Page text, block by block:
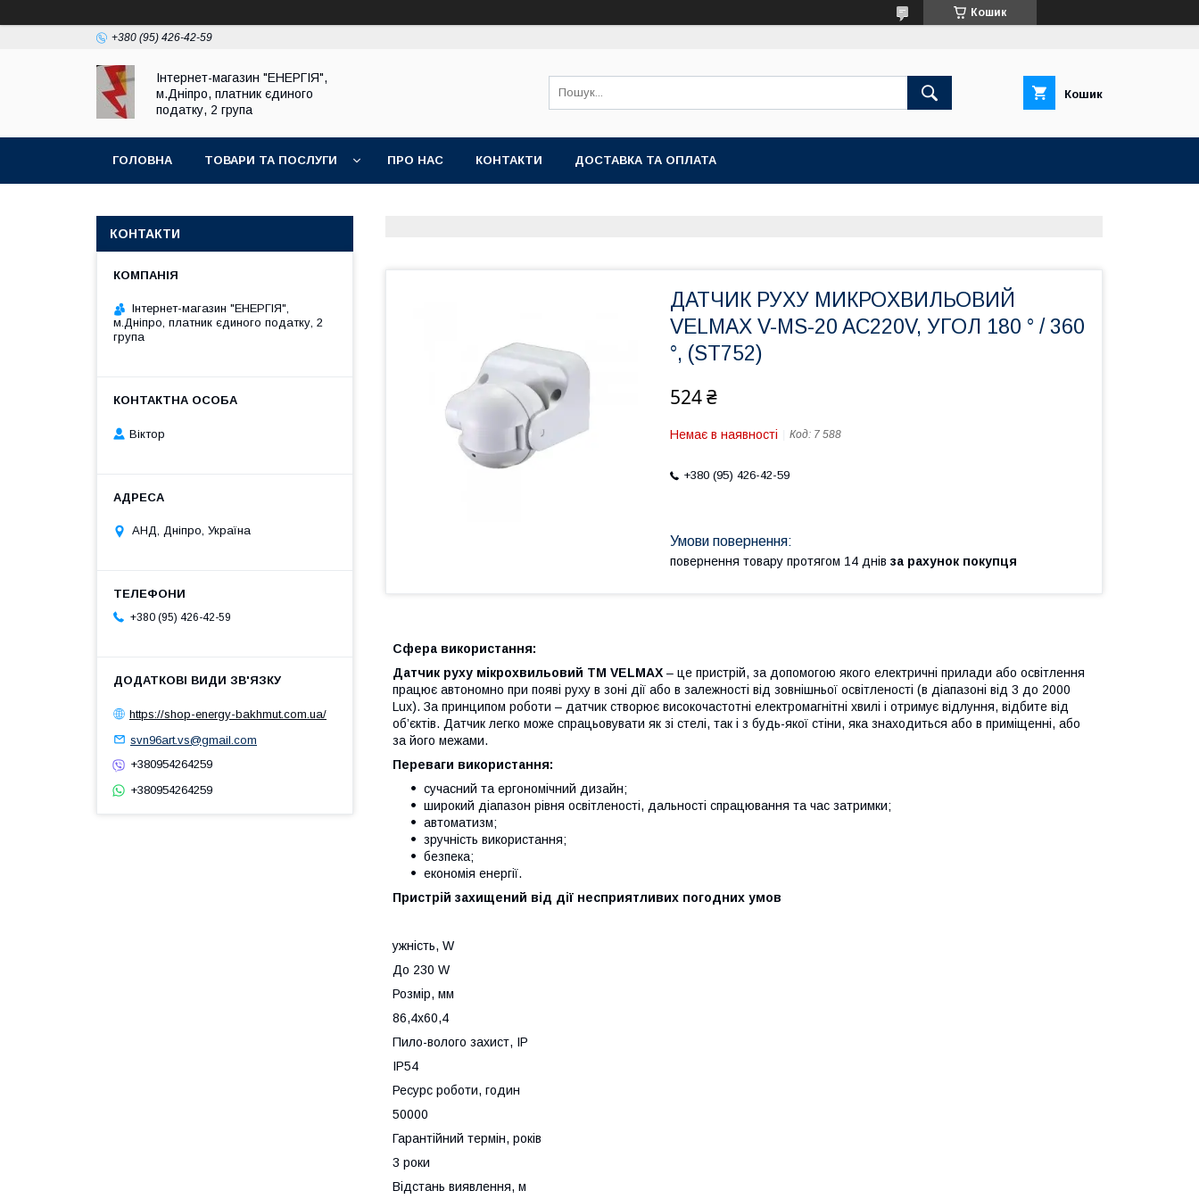
Кошик
+380 (95) 426-42-59
Інтернет-магазин "ЕНЕРГІЯ",
м.Дніпро, платник єдиного
податку, 2 група
Кошик
ГОЛОВНА ТОВАРИ ТА ПОСЛУГИ ПРО НАС КОНТАКТИ ДОСТАВКА ТА ОПЛАТА
ДАТЧИК РУХУ МИКРОXВИЛЬОВИЙ
VELMAX V-MS-20 AC220V, УГОЛ 180 ° / 360
°, (ST752)
524 ₴
Немає в наявності Код: 7 588
+380 (95) 426-42-59
повернення товару протягом 14 днів за рахунок покупця
Сфера використання:
Датчик руху мікрохвильовий TM VELMAX – це пристрій, за допомогою якого електричні прилади або освітлення
працює автономно при появі руху в зоні дії або в залежності від зовнішньої освітленості (в діапазоні від 3 до 2000
Lux). За принципом роботи – датчик створює високочастотні електромагнітні хвилі і отримує відлуння, відбите від
об’єктів. Датчик легко може спрацьовувати як зі стелі, так і з будь-якої стіни, яка знаходиться або в приміщенні, або
за його межами.
Переваги використання:
сучасний та ергономічний дизайн;
широкий діапазон рівня освітленості, дальності спрацювання та час затримки;
автоматизм;
зручність використання;
безпека;
економія енергії.
Пристрій захищений від дії несприятливих погодних умов
ужність, W
До 230 W
Розмір, мм
86,4x60,4
Пило-волого захист, IP
IP54
Ресурс роботи, годин
50000
Гарантійний термін, років
3 роки
Відстань виявлення, м
КОНТАКТИ
Інтернет-магазин "ЕНЕРГІЯ",
м.Дніпро, платник єдиного податку, 2
група
Віктор
АНД, Дніпро, Україна
+380 (95) 426-42-59
https://shop-energy-bakhmut.com.ua/
svn96art.vs@gmail.com
+380954264259
+380954264259